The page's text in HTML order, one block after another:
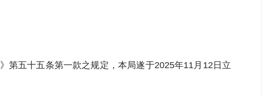
第五十五条第一款之规定，本局遂于2025年11月12日立